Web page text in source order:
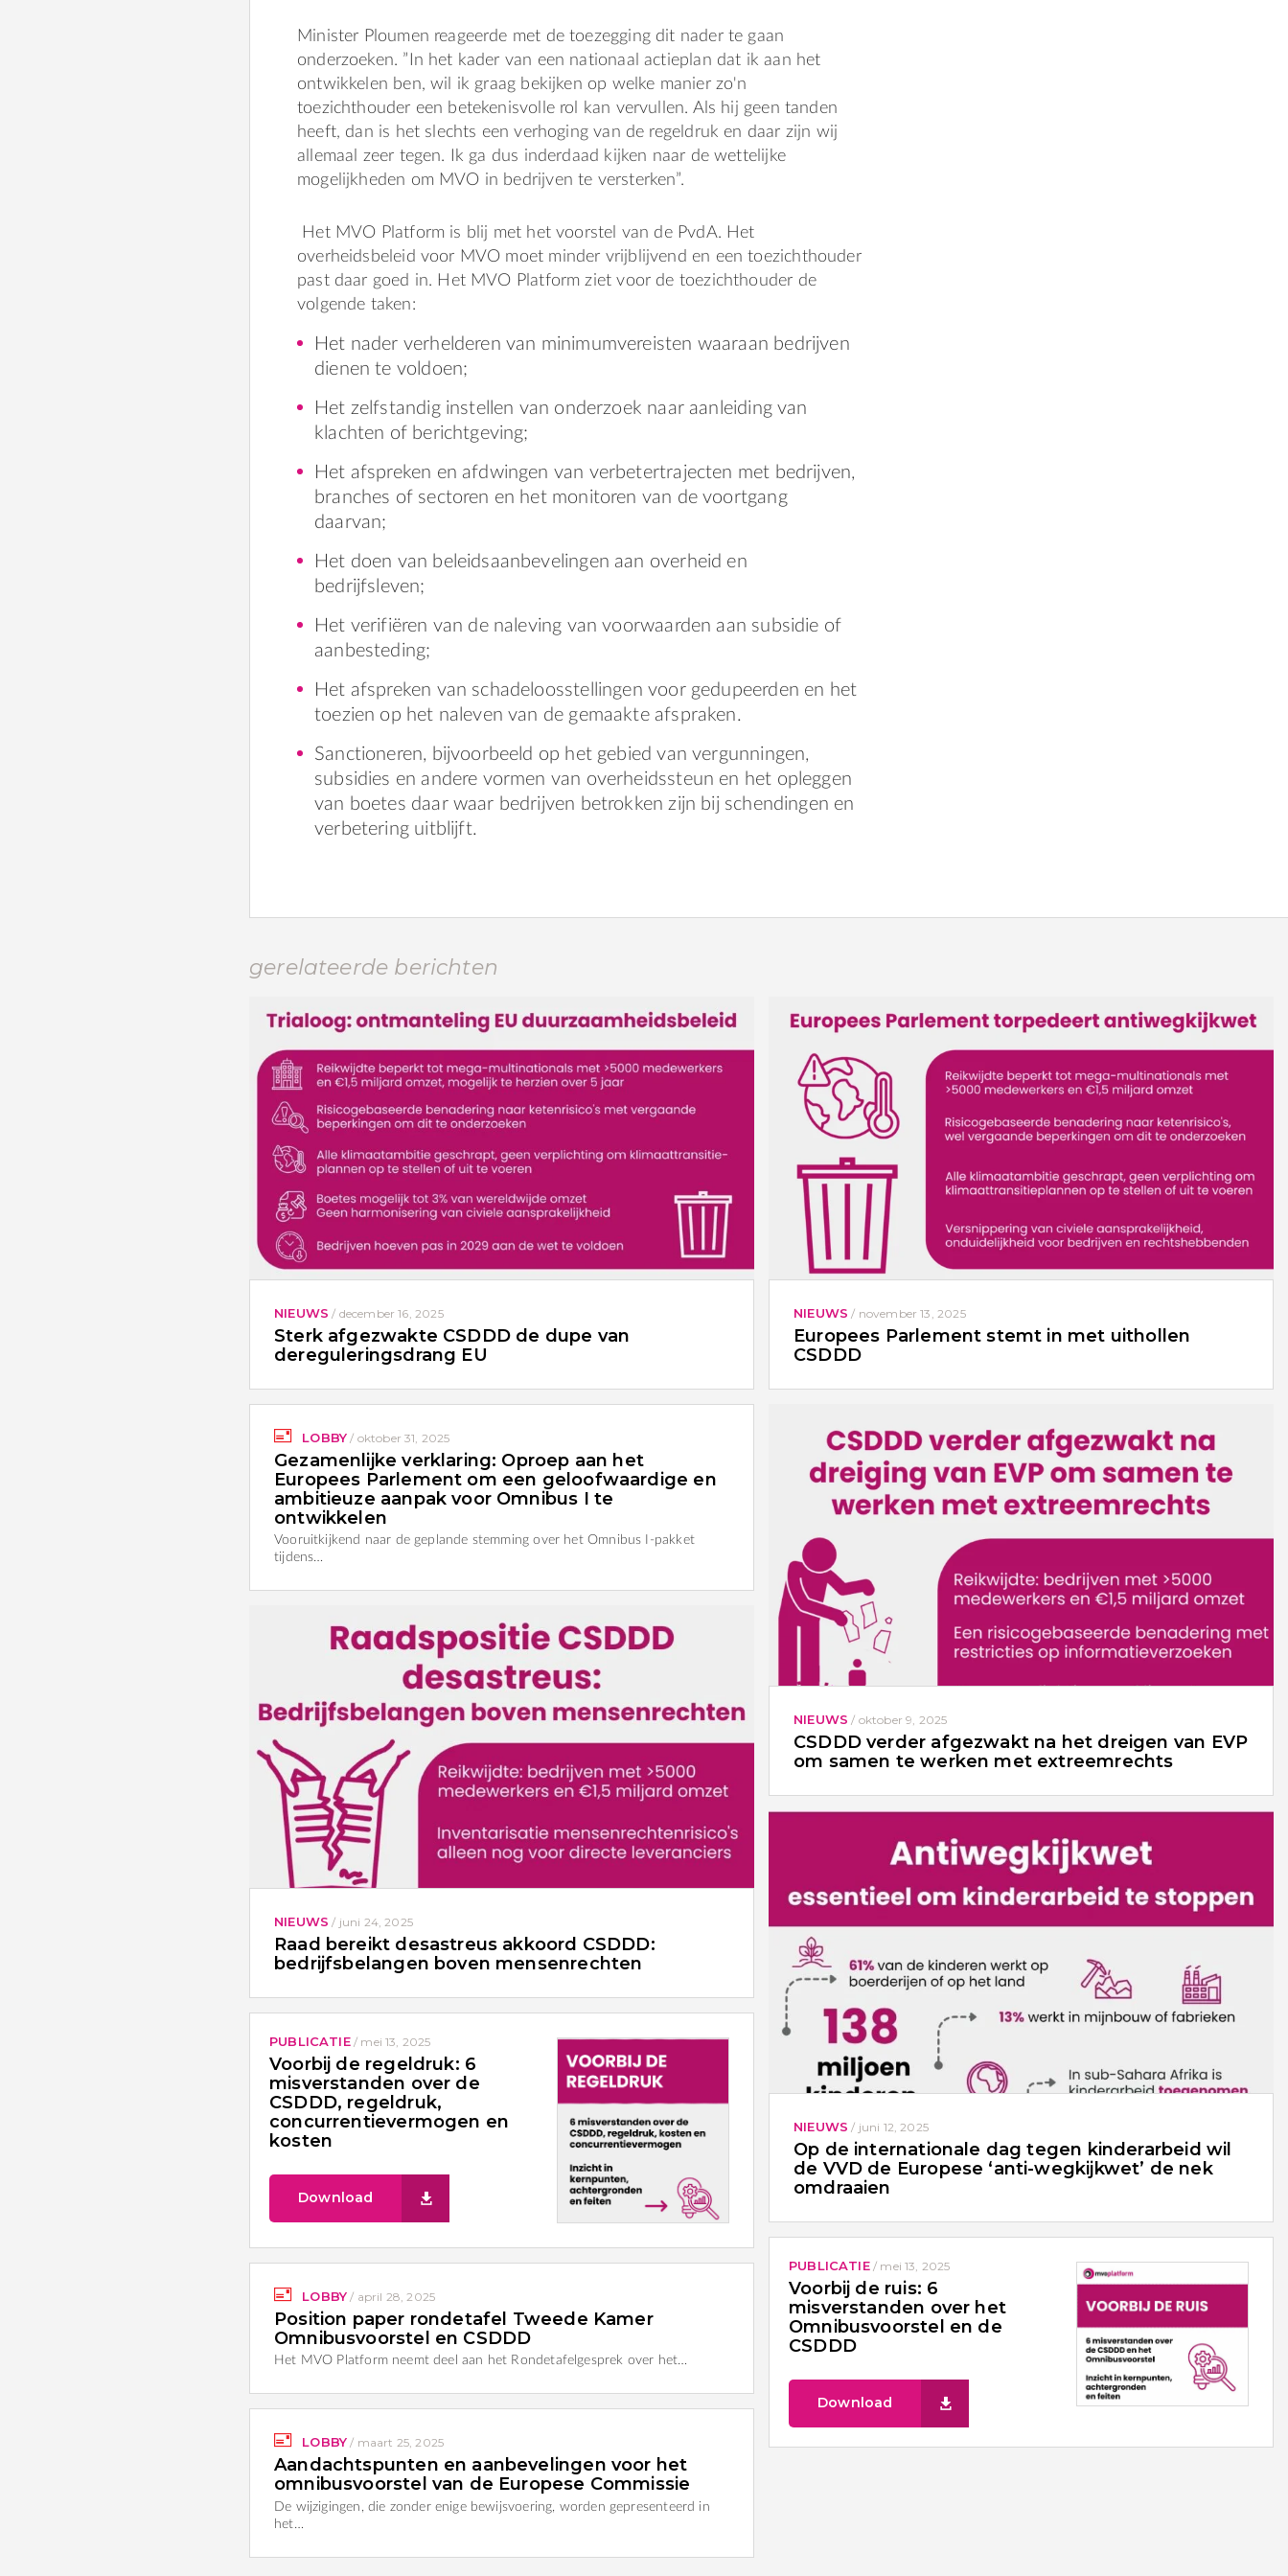
Minister Ploumen reageerde met de toezegging dit nader te gaan
onderzoeken. ”In het kader van een nationaal actieplan dat ik aan het
ontwikkelen ben, wil ik graag bekijken op welke manier zo'n
toezichthouder een betekenisvolle rol kan vervullen. Als hij geen tanden
heeft, dan is het slechts een verhoging van de regeldruk en daar zijn wij
allemaal zeer tegen. Ik ga dus inderdaad kijken naar de wettelijke
mogelijkheden om MVO in bedrijven te versterken”.
Het MVO Platform is blij met het voorstel van de PvdA. Het
overheidsbeleid voor MVO moet minder vrijblijvend en een toezichthouder
past daar goed in. Het MVO Platform ziet voor de toezichthouder de
volgende taken:
Het nader verhelderen van minimumvereisten waaraan bedrijven
dienen te voldoen;
Het zelfstandig instellen van onderzoek naar aanleiding van
klachten of berichtgeving;
Het afspreken en afdwingen van verbetertrajecten met bedrijven,
branches of sectoren en het monitoren van de voortgang
daarvan;
Het doen van beleidsaanbevelingen aan overheid en
bedrijfsleven;
Het verifiëren van de naleving van voorwaarden aan subsidie of
aanbesteding;
Het afspreken van schadeloosstellingen voor gedupeerden en het
toezien op het naleven van de gemaakte afspraken.
Sanctioneren, bijvoorbeeld op het gebied van vergunningen,
subsidies en andere vormen van overheidssteun en het opleggen
van boetes daar waar bedrijven betrokken zijn bij schendingen en
verbetering uitblijft.
gerelateerde berichten
NIEUWS / december 16, 2025
Sterk afgezwakte CSDDD de dupe van
dereguleringsdrang EU
NIEUWS / november 13, 2025
Europees Parlement stemt in met uithollen
CSDDD
LOBBY / oktober 31, 2025
Gezamenlijke verklaring: Oproep aan het
Europees Parlement om een geloofwaardige en
ambitieuze aanpak voor Omnibus I te
ontwikkelen
Vooruitkijkend naar de geplande stemming over het Omnibus I-pakket
tijdens…
NIEUWS / oktober 9, 2025
CSDDD verder afgezwakt na het dreigen van EVP
om samen te werken met extreemrechts
NIEUWS / juni 24, 2025
Raad bereikt desastreus akkoord CSDDD:
bedrijfsbelangen boven mensenrechten
NIEUWS / juni 12, 2025
Op de internationale dag tegen kinderarbeid wil
de VVD de Europese ‘anti-wegkijkwet’ de nek
omdraaien
PUBLICATIE/ mei 13, 2025
Voorbij de regeldruk: 6
misverstanden over de
CSDDD, regeldruk,
concurrentievermogen en
kosten
Download
PUBLICATIE/ mei 13, 2025
Voorbij de ruis: 6
misverstanden over het
Omnibusvoorstel en de
CSDDD
Download
LOBBY / april 28, 2025
Position paper rondetafel Tweede Kamer
Omnibusvoorstel en CSDDD
Het MVO Platform neemt deel aan het Rondetafelgesprek over het…
LOBBY / maart 25, 2025
Aandachtspunten en aanbevelingen voor het
omnibusvoorstel van de Europese Commissie
De wijzigingen, die zonder enige bewijsvoering, worden gepresenteerd in
het…